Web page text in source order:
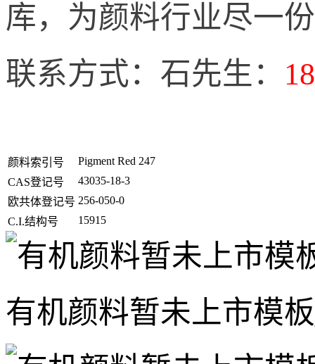
库，为颜料行业尽一
联系方式：石先生：
颜料索引号
Pigment Red 247
CAS登记号
43035-18-3
欧共体登记号 256-050-0
C.I.结构号
15915
有机颜料暂未上市模